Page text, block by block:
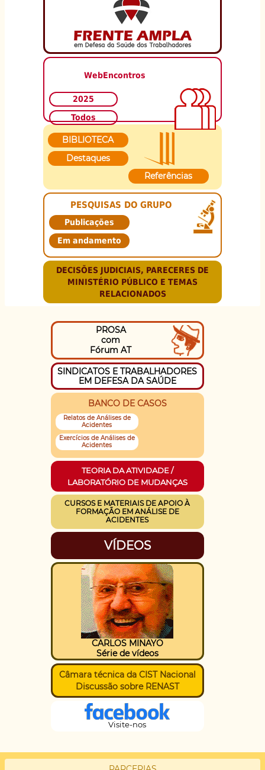
WebEncontros
2025
Todos
BIBLIOTECA
Destaques
Referências
PESQUISAS DO GRUPO
Publicações
Em andamento
DECISÕES JUDICIAIS, PARECERES DE
MINISTÉRIO PÚBLICO E TEMAS
RELACIONADOS
PROSA
com
Fórum AT
SINDICATOS E TRABALHADORES
EM DEFESA DA SAÚDE
BANCO DE CASOS
Relatos de Análises de
Acidentes
Exercícios de Análises de
Acidentes
TEORIA DA ATIVIDADE /
LABORATÓRIO DE MUDANÇAS
CURSOS E MATERIAIS DE APOIO À
FORMAÇÃO EM ANÁLISE DE
ACIDENTES
VÍDEOS
CARLOS MINAYO
Série de vídeos
Câmara técnica da CIST Nacional
Discussão sobre RENAST
Visite-nos